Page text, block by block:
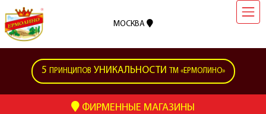
МОСКВА
5 ПРИНЦИПОВ УНИКАЛЬНОСТИ ТМ «ЕРМОЛИНО»
ФИРМЕННЫЕ МАГАЗИНЫ